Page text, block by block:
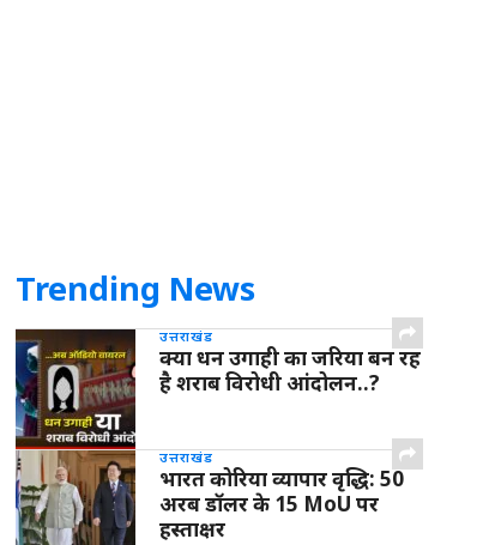
Trending News
उत्तराखंड
क्या धन उगाही का जरिया बन रह
है शराब विरोधी आंदोलन..?
उत्तराखंड
भारत कोरिया व्यापार वृद्धि: 50
अरब डॉलर के 15 MoU पर
हस्ताक्षर